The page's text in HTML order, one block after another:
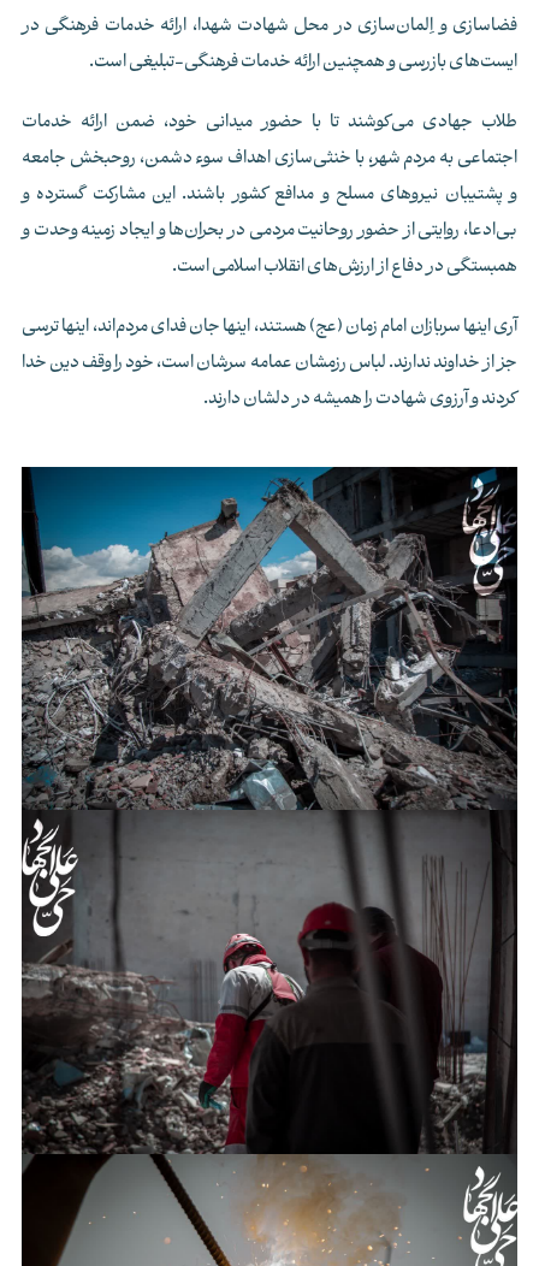
فضاسازی و اِلمان‌سازی در محل شهادت شهدا، ارائه خدمات فرهنگی در
ایست‌های بازرسی و همچنین ارائه خدمات فرهنگی-تبلیغی است.
طلاب جهادی می‌کوشند تا با حضور میدانی خود، ضمن ارائه خدمات
اجتماعی به مردم شهر، با خنثی‌سازی اهداف سوء دشمن، روحبخش جامعه
و پشتیبان نیروهای مسلح و مدافع کشور باشند. این مشارکت گسترده و
بی‌ادعا، روایتی از حضور روحانیت مردمی در بحران‌ها و ایجاد زمینه وحدت و
همبستگی در دفاع از ارزش‌های انقلاب اسلامی است.
آری اینها سربازان امام زمان (عج) هستند، اینها جان فدای مردم‌اند، اینها ترسی
جز از خداوند ندارند. لباس رزمشان عمامه سرشان است، خود را وقف دین خدا
کردند و آرزوی شهادت را همیشه در دلشان دارند.